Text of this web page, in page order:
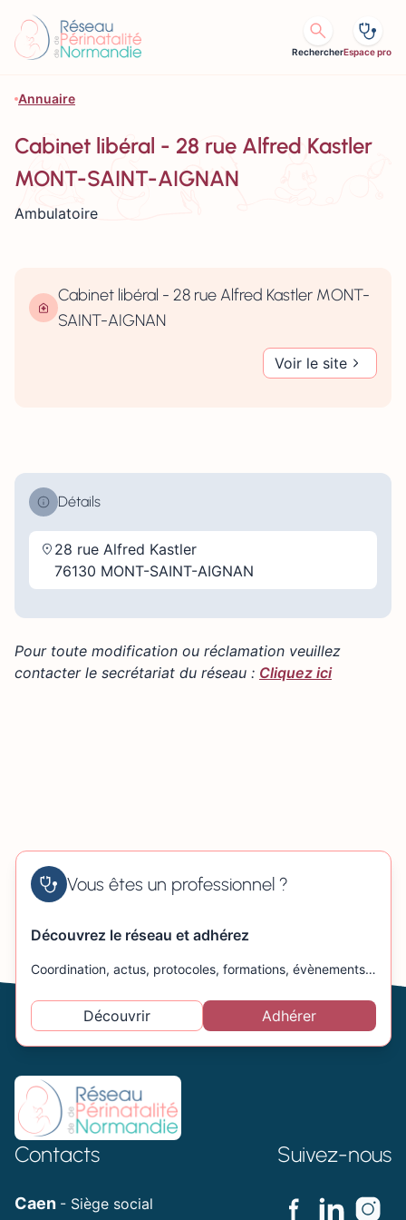
RechercherEspace pro
Annuaire
Cabinet libéral - 28 rue Alfred Kastler
MONT-SAINT-AIGNAN
Ambulatoire
Cabinet libéral - 28 rue Alfred Kastler MONT-
SAINT-AIGNAN
Voir le site
Détails
28 rue Alfred Kastler
76130 MONT-SAINT-AIGNAN
Pour toute modification ou réclamation veuillez
contacter le secrétariat du réseau : Cliquez ici
Vous êtes un professionnel ?
Découvrez le réseau et adhérez
Coordination, actus, protocoles, formations, évènements…
Découvrir Adhérer
Contacts
Caen - Siège social
Suivez-nous